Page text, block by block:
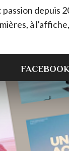
depuis
à